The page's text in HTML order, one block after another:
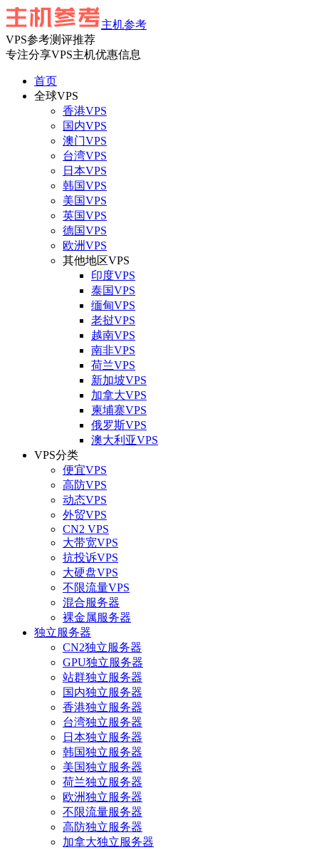
主机参考
VPS参考测评推荐
专注分享VPS主机优惠信息
首页
全球VPS
香港VPS
国内VPS
澳门VPS
台湾VPS
日本VPS
韩国VPS
美国VPS
英国VPS
德国VPS
欧洲VPS
其他地区VPS
印度VPS
泰国VPS
缅甸VPS
老挝VPS
越南VPS
南非VPS
荷兰VPS
新加坡VPS
加拿大VPS
柬埔寨VPS
俄罗斯VPS
澳大利亚VPS
VPS分类
便宜VPS
高防VPS
动态VPS
外贸VPS
CN2 VPS
大带宽VPS
抗投诉VPS
大硬盘VPS
不限流量VPS
混合服务器
裸金属服务器
独立服务器
CN2独立服务器
GPU独立服务器
站群独立服务器
国内独立服务器
香港独立服务器
台湾独立服务器
日本独立服务器
韩国独立服务器
美国独立服务器
荷兰独立服务器
欧洲独立服务器
不限流量服务器
高防独立服务器
加拿大独立服务器